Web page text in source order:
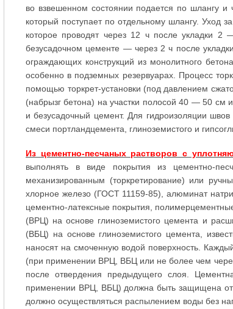
во взвешенном состоянии подается по шлангу и
который поступает по отдельному шлангу. Уход
которое проводят через 12 ч после укладки
безусадочном цементе — через 2 ч после
ограждающих конструкций из монолитного
особенно в подземных резервуарах. Процесс
помощью торкрет-установки (под давлением
(набрызг бетона) на участки полосой 40 — 50
и безусадочный цемент. Для гидроизоляции
смеси портландцемента, глиноземистого и
Из цементно-песчаных растворов с
выполнять в виде покрытия из цементно-
механизированным (торкретирование) или
хлорное железо (ГОСТ 11159-85), алюминат
цементно-латексные покрытия,
(ВРЦ) на основе глиноземистого цемента и
(ВБЦ) на основе глиноземистого цемента,
наносят на смоченную водой поверхность.
(при применении ВРЦ, ВБЦ или не более чем
после отвердения предыдущего слоя.
применении ВРЦ, ВБЦ) должна быть защищена от
должно осуществляться распылением воды без